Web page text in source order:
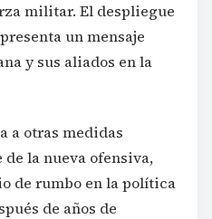
militar. El despliegue
un mensaje
y sus aliados en la
a otras medidas
la nueva ofensiva,
de rumbo en la política
de años de